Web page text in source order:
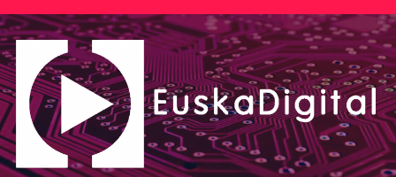
Saltar
al
contenido